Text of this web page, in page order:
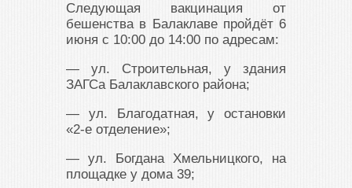
Следующая вакцинация от
бешенства в Балаклаве пройдёт 6
июня с 10:00 до 14:00 по адресам:
— ул. Строительная, у здания
ЗАГСа Балаклавского района;
— ул. Благодатная, у остановки
«2-е отделение»;
— ул. Богдана Хмельницкого, на
площадке у дома 39;